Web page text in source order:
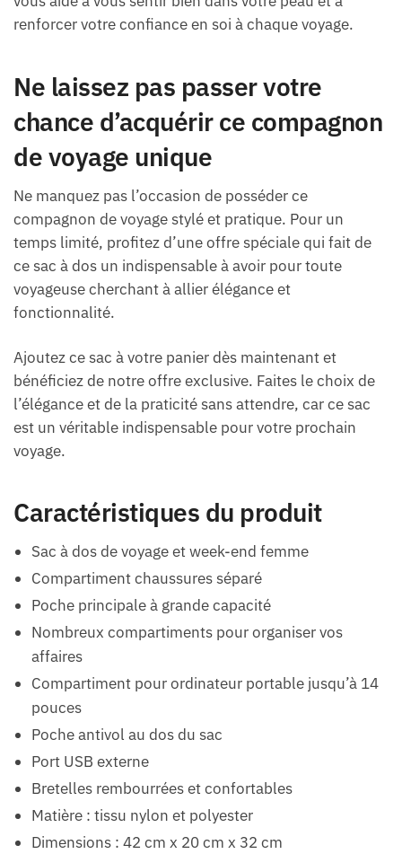
renforcer votre confiance en soi à chaque voyage.
Ne laissez pas passer votre
chance d’acquérir ce compagnon
de voyage unique
Ne manquez pas l’occasion de posséder ce
compagnon de voyage stylé et pratique. Pour un
temps limité, profitez d’une offre spéciale qui fait de
ce sac à dos un indispensable à avoir pour toute
voyageuse cherchant à allier élégance et
fonctionnalité.
Ajoutez ce sac à votre panier dès maintenant et
bénéficiez de notre offre exclusive. Faites le choix de
l’élégance et de la praticité sans attendre, car ce sac
est un véritable indispensable pour votre prochain
voyage.
Caractéristiques du produit
Sac à dos de voyage et week-end femme
Compartiment chaussures séparé
Poche principale à grande capacité
Nombreux compartiments pour organiser vos
affaires
Compartiment pour ordinateur portable jusqu’à 14
pouces
Poche antivol au dos du sac
Port USB externe
Bretelles rembourrées et confortables
Matière : tissu nylon et polyester
Dimensions : 42 cm x 20 cm x 32 cm